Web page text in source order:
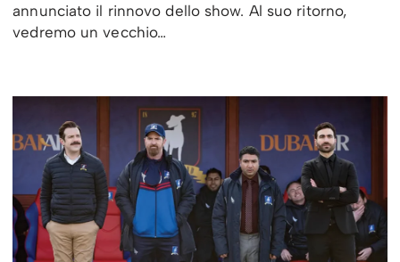
annunciato il rinnovo dello show. Al suo ritorno,
vedremo un vecchio…